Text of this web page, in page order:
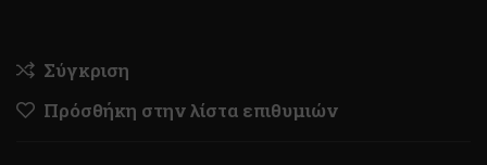
Σύγκριση
Πρόσθήκη στην λίστα επιθυμιών